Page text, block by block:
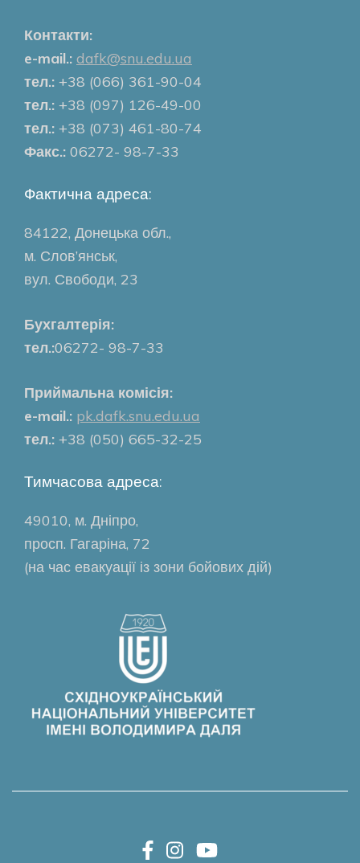
Контакти:
e-mail.: dafk@snu.edu.ua
тел.: +38 (066) 361-90-04
тел.: +38 (097) 126-49-00
тел.: +38 (073) 461-80-74
Факс.: 06272- 98-7-33
Фактична адреса:
84122, Донецька обл.,
м. Слов’янськ,
вул. Свободи, 23
Бухгалтерія:
тел.:06272- 98-7-33
Приймальна комісія:
e-mail.: pk.dafk.snu.edu.ua
тел.: +38 (050) 665-32-25
Тимчасова адреса:
49010, м. Дніпро,
просп. Гагаріна, 72
(на час евакуації із зони бойових дій)